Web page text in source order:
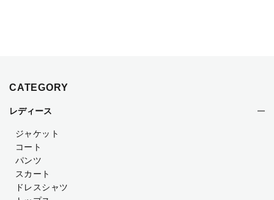
CATEGORY
レディース
ジャケット
コート
パンツ
スカート
ドレスシャツ